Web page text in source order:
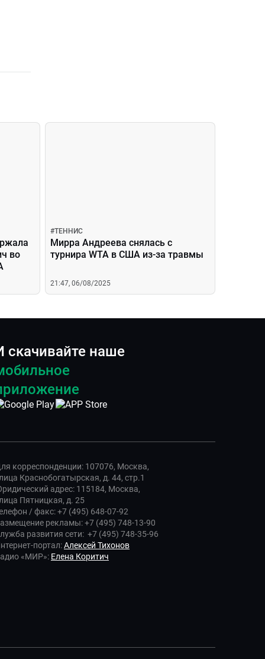
во
#ТЕННИС
Мирра Андреева снялась с
турнира WTA в США из-за травмы
21:47, 06/08/2025
скачивайте наше
корреспонденции: 107076, Москва,
Краснобогатырская, д. 44, стр.1
адрес: 115184, Москва,
Пятницкая, д. 25
/ факс: +7 (495) 648-07-92
рекламы: +7 (495) 748-13-90
развития сети: +7 (495) 748-35-96
портал:Алексей Тихонов
«МИР»: Елена Коритич